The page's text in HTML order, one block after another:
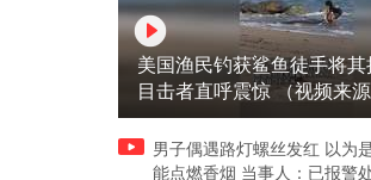
美国渔民钓获鲨鱼徒手将
目击者直呼震惊 （视频来
息）
男子偶遇路灯螺丝发红 以为
能点燃香烟 当事人：已报警